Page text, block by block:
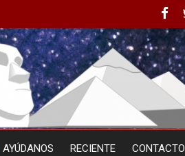
AYÚDANOS RECIENTE CONTACTO